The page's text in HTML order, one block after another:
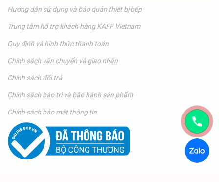
Hướng dẫn sử dụng và bảo quản thiết bị bếp
Trung tâm hổ trợ khách hàng KAFF Vietnam
Quy định và hình thức thanh toán
Chính sách vận chuyển và giao nhận
Chính sách đổi trả
Chính sách bảo trì và bảo hành sản phẩm
Chính sách bảo mật thông tin